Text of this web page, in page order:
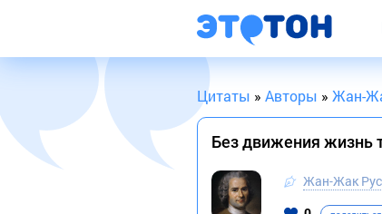
Цитаты » Авторы » Жан-
Без движения жизнь
Жан-Жак